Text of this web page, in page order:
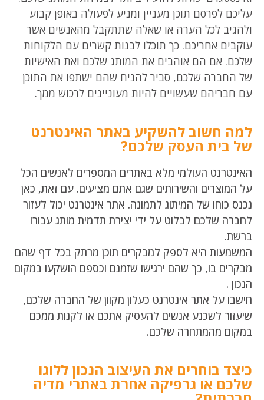
עליכם לפרסם תוכן מעניין ומניע לפעולה באופן קבוע
ולהגיב לכל הערה או שאלה שתתקבל מהאנשים אשר
עוקבים אחריכם. כך תוכלו לבנות קשרים עם הלקוחות
שלכם. אם הם אוהבים את המותג שלכם ואת האישיות
של החברה שלכם, סביר להניח שהם ישתפו את התוכן
עם חבריהם שעשויים להיות מעוניינים לרכוש ממך.
למה חשוב להשקיע באתר האינטרנט
של בית העסק שלכם?
האינטרנט העולמי מלא באתרים המספרים לאנשים הכל
על המוצרים והשירותים שגם אתם מציעים. עם זאת, כאן
נכנס כוחו של המיתוג לתמונה. אתר אינטרנט יכול לעזור
לחברה שלכם לבלוט על ידי יצירת תדמית מותג עבורו
ברשת.
המשמעות היא לספק למבקרים תוכן מרתק בכל דף שהם
מבקרים בו, כך שהם ירגישו שזמנם וכספם הושקעו במקום
הנכון .
חישבו על אתר אינטרנט כעלון מקוון של החברה שלכם,
שיעזור לשכנע אנשים להעסיק אתכם או לקנות ממכם
במקום מהמתחרה שלכם.
כיצד בוחרים את העיצוב הנכון ללוגו
שלכם או גרפיקה אחרת באתרי מדיה